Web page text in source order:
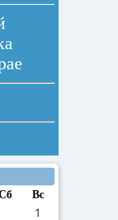
Вс
1